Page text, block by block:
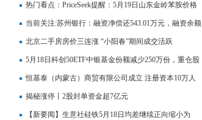
夯实算力基座|每日报道
热门看点：PriceSeek提醒：5月19日山东金岭苯胺价格
下调
当前关注:苏州银行：融资净偿还543.01万元，融资余额
8.92亿元
北京二手房房价三连涨 “小阳春”期间成交活跃
5月18日科创50ETF中银基金份额减少250万份，重仓股
寒武纪、海光信息、中芯国际
恒基泰（内蒙古）商贸有限公司成立 注册资本10万人
民币-今日报
揭秘涨停丨2股封单资金超7亿元
【新要闻】生意社硅铁5月18日均差继续正向缩小为